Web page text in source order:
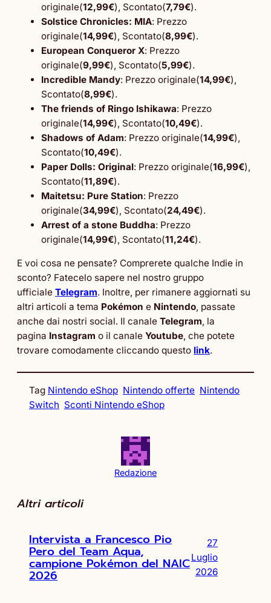
originale(12,99€), Scontato(7,79€).
Solstice Chronicles: MIA: Prezzo
originale(14,99€), Scontato(8,99€).
European Conqueror X: Prezzo
originale(9,99€), Scontato(5,99€).
Incredible Mandy: Prezzo originale(14,99€),
Scontato(8,99€).
The friends of Ringo Ishikawa: Prezzo
originale(14,99€), Scontato(10,49€).
Shadows of Adam: Prezzo originale(14,99€),
Scontato(10,49€).
Paper Dolls: Original: Prezzo originale(16,99€),
Scontato(11,89€).
Maitetsu: Pure Station: Prezzo
originale(34,99€), Scontato(24,49€).
Arrest of a stone Buddha: Prezzo
originale(14,99€), Scontato(11,24€).
E voi cosa ne pensate? Comprerete qualche Indie in
sconto? Fatecelo sapere nel nostro gruppo
ufficiale Telegram. Inoltre, per rimanere aggiornati su
altri articoli a tema Pokémon e Nintendo, passate
anche dai nostri social. Il canale Telegram, la
pagina Instagram o il canale Youtube, che potete
trovare comodamente cliccando questo link.
Tag Nintendo eShop Nintendo offerte Nintendo
Switch Sconti Nintendo eShop
Redazione
Altri articoli
Intervista a Francesco Pio
Pero del Team Aqua,
campione Pokémon del NAIC
2026
27
Luglio
2026